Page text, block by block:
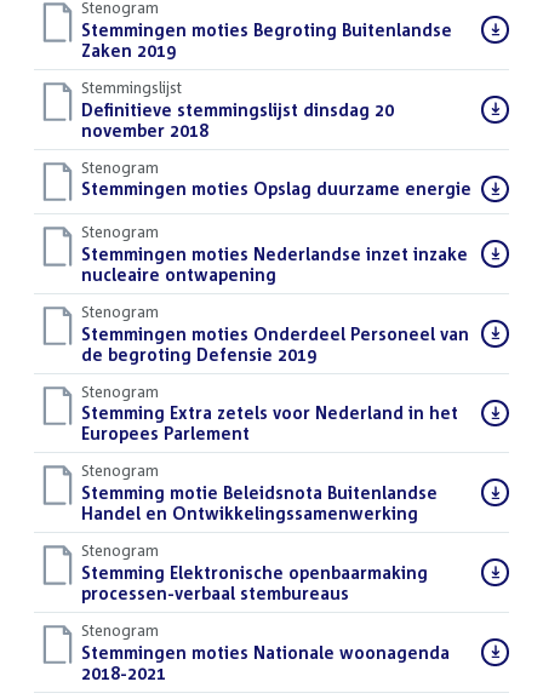
Stenogram
Download
bestand:
Stemmingen moties Begroting Buitenlandse
Zaken 2019()
Stemmingslijst
Download
bestand:
Definitieve stemmingslijst dinsdag 20
november 2018()
Stenogram
Download
bestand:
Stemmingen moties Opslag duurzame energie ()
Stenogram
Download
bestand:
Stemmingen moties Nederlandse inzet inzake
nucleaire ontwapening
Stenogram
Download
bestand:
Stemmingen moties Onderdeel Personeel van
de begroting Defensie 2019()
Stenogram
Download
bestand:
Stemming Extra zetels voor Nederland in het
Europees Parlement
Stenogram
Download
bestand:
Stemming motie Beleidsnota Buitenlandse
Handel en Ontwikkelingssamenwerking
Stenogram
Download
bestand:
Stemming Elektronische openbaarmaking
processen-verbaal stembureaus
Stenogram
Download
bestand:
Stemmingen moties Nationale woonagenda
2018-2021